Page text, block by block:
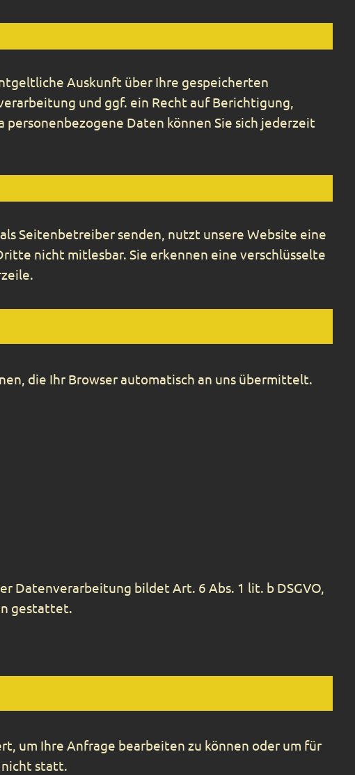
Auskunft über Ihre gespeicherten
und ggf. ein Recht auf Berichtigung,
personenbezogene Daten können Sie sich jederzeit
Seitenbetreiber senden, nutzt unsere Website eine
nicht mitlesbar. Sie erkennen eine verschlüsselte
die Ihr Browser automatisch an uns übermittelt.
Datenverarbeitung bildet Art. 6 Abs. 1 lit. b DSGVO,
gestattet.
um Ihre Anfrage bearbeiten zu können oder um für
nicht statt.